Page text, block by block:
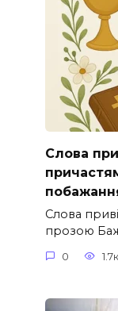
Слова
Слова
прозою
0 1.7к.